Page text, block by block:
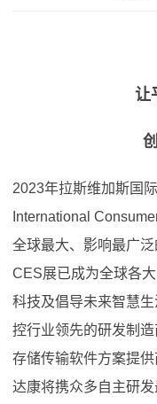
让
2023年拉斯维加斯国
International
全球最大、影响最广
CES展已成为全球各
科技及倡导未来智慧
控行业领先的研发制
存储传输软件方案提
达康将携众多自主研